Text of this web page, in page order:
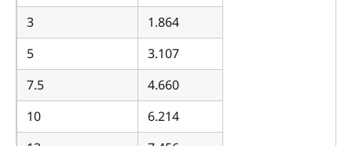
3
1.864
5
3.107
7.5
4.660
10
6.214